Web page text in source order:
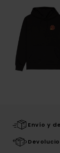
Envío y